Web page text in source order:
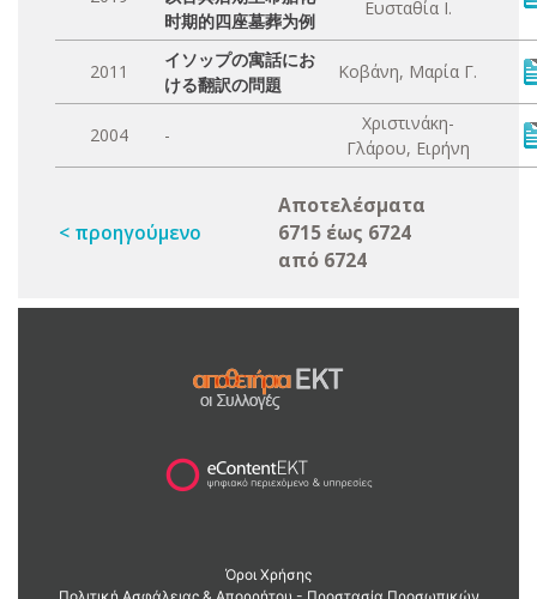
时期的四座墓葬为例
Ευσταθία Ι.
2011
イソップの寓話にお
ける翻訳の問題
Κοβάνη, Μαρία Γ.
2004 -
Χριστινάκη-
Γλάρου, Ειρήνη
< προηγούμενο
Αποτελέσματα
6715 έως 6724
από 6724